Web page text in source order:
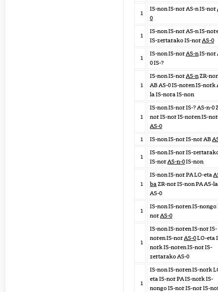
1
IS-non IS-nor AS-n IS-nor
0
1
IS-non IS-nor AS-n IS-
IS-zertarako IS-norAS-0
1
IS-non IS-norAS-nIS-nor
0 IS-?
1
IS-non IS-norAS-nZR-
AB AS-0 IS-noren IS-nork
la IS-nora IS-non
1
IS-non IS-nor IS-? AS-n-0
nor IS-nor IS-noren IS-nor
AS-0
1
IS-non IS-nor IS-nor AB
1
IS-non IS-nor IS-
IS-norAS-n-0IS-non
1
IS-non IS-nor PA LO-eta
baZR-nor IS-non PA AS-la
AS-0
1
IS-non IS-noren IS-nongo
norAS-0
1
IS-non IS-noren IS-nor IS-
noren IS-norAS-0LO-eta
nork IS-noren IS-nor IS-
zertarako AS-0
1
IS-non IS-noren IS-nork
eta IS-nor PA IS-nork IS-
nongo IS-nor IS-nor IS-